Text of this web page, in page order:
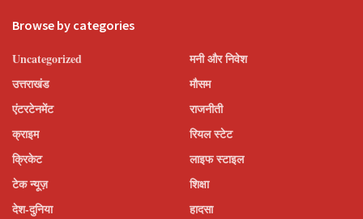
Browse by categories
Uncategorized
उत्तराखंड
एंटरटेनमेंट
क्राइम
क्रिकेट
टेक न्यूज़
देश-दुनिया
मनी और निवेश
मौसम
राजनीती
रियल स्टेट
लाइफ स्टाइल
शिक्षा
हादसा